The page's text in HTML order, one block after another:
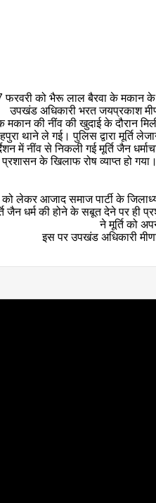
फरवरी को भैरू लाल बैरवा के मकान
उपखंड अधिकारी भरत जयप्रकाश
की नींव की खुदाई के दौरान
थाने ले गई। पुलिस द्वारा मूर्ति
नींव से निकली गई मूर्ति जैन
के खिलाफ रोष व्याप्त हो
लेकर आजाद समाज पार्टी के
जैन धर्म की होने के सबूत देने पर ही
ने मूर्ति को
इस पर उपखंड अधिकारी